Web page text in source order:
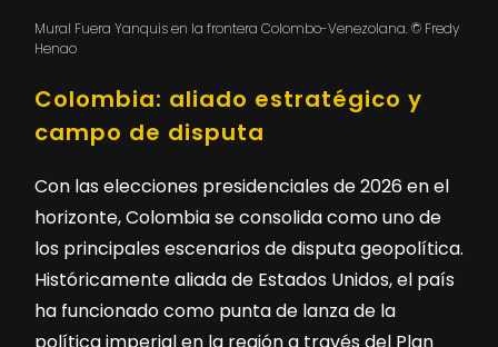
Mural Fuera Yanquis en la frontera Colombo-Venezolana. © Fredy
Henao
Colombia: aliado estratégico y
campo de disputa
Con las elecciones presidenciales de 2026 en el
horizonte, Colombia se consolida como uno de
los principales escenarios de disputa geopolítica.
Históricamente aliada de Estados Unidos, el país
ha funcionado como punta de lanza de la
política imperial en la región a través del Plan